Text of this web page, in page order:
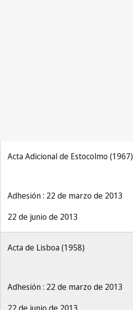
Acta Adicional de Estocolmo (1967)
Adhesión : 22 de marzo de 2013
22 de junio de 2013
Acta de Lisboa (1958)
Adhesión : 22 de marzo de 2013